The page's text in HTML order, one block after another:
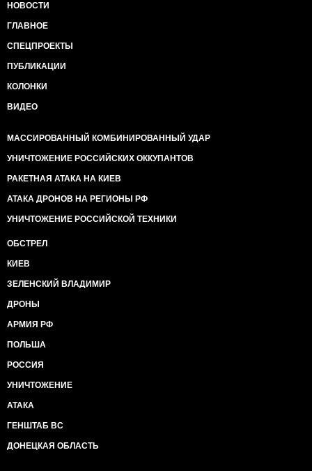
НОВОСТИ
ГЛАВНОЕ
СПЕЦПРОЕКТЫ
ПУБЛИКАЦИИ
КОЛОНКИ
ВИДЕО
МАССИРОВАННЫЙ КОМБИНИРОВАННЫЙ УДАР
УНИЧТОЖЕНИЕ РОССИЙСКИХ ОККУПАНТОВ
РАКЕТНАЯ АТАКА НА КИЕВ
АТАКА ДРОНОВ НА РЕГИОНЫ РФ
УНИЧТОЖЕНИЕ РОССИЙСКОЙ ТЕХНИКИ
ОБСТРЕЛ
КИЕВ
ЗЕЛЕНСКИЙ ВЛАДИМИР
ДРОНЫ
АРМИЯ РФ
ПОЛЬША
РОССИЯ
УНИЧТОЖЕНИЕ
АТАКА
ГЕНШТАБ ВС
ДОНЕЦКАЯ ОБЛАСТЬ